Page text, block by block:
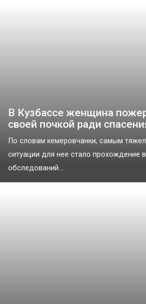
В Кузбассе женщина
своей почкой ради
По словам кемеровчанки, самым
ситуации для нее стало прохождение
обследований....